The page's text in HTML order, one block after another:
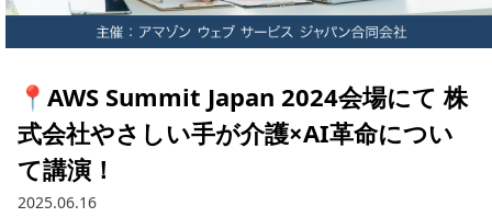
📍AWS Summit Japan 2024会場にて 株
式会社やさしい手が介護×AI革命につい
て講演！
2025.06.16